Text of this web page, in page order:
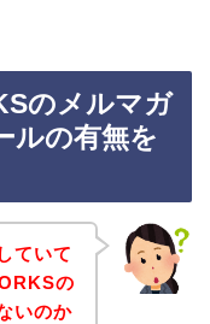
のメルマガ
ルの有無を
ていて
の
いのか